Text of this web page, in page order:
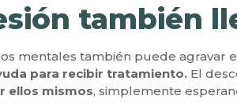
también
mentales también puede agravar
para recibir tratamiento. El
ellos mismos, simplemente